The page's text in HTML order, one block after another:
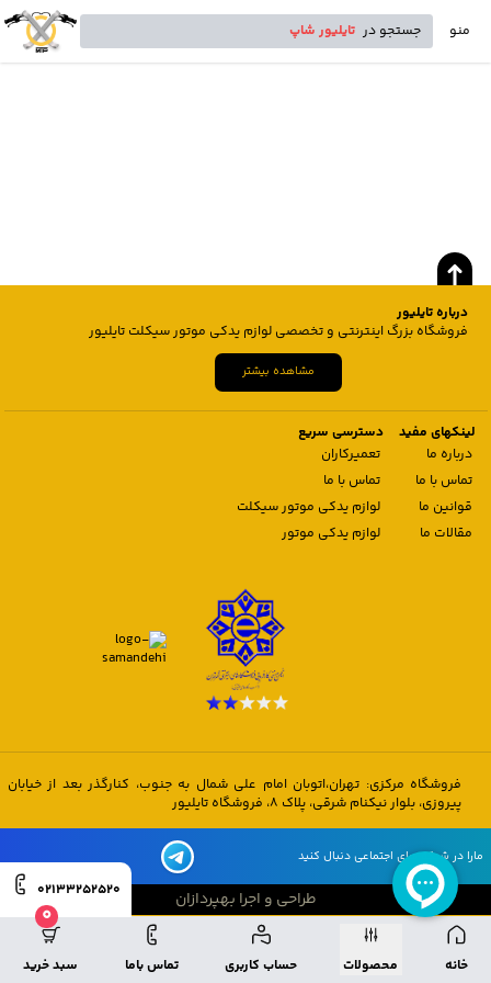
منو جستجو در تایلیور شاپ
خانه محصولات حساب کاربری تماس باما
0
سبد خرید
02133252520
درباره تایلیور
فروشگاه بزرگ اینترنتی و تخصصی لوازم یدکی موتور سیکلت تایلیور
مشاهده بیشتر
لینکهای مفید
درباره ما
تماس با ما
قوانین ما
مقالات ما
دسترسی سریع
تعمیرکاران
تماس با ما
لوازم یدکی موتور سیکلت
لوازم یدکی موتور
فروشگاه مرکزی: تهران،اتوبان امام علی شمال به جنوب، کنارگذر بعد از خیابان
پیروزی، بلوار نیکنام شرقی، پلاک 8، فروشگاه تایلیور
مارا در شبکه های اجتماعی دنبال کنید
طراحی و اجرا بهپردازان
طراحی و اجرا بهپردازان